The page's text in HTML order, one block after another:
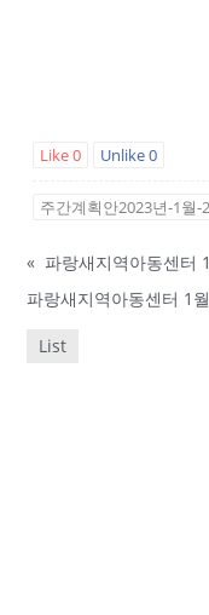
Like0 Unlike0
주간계획안2023년-1월-
« 파랑새지역아동센터
파랑새지역아동센터 1
List